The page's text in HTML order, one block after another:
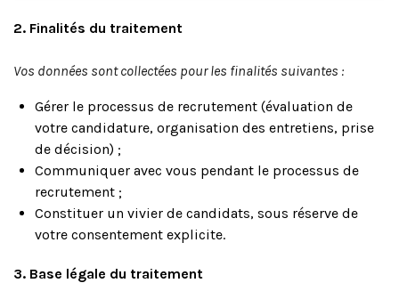
2. Finalités du traitement
Vos données sont collectées pour les finalités suivantes :
Gérer le processus de recrutement (évaluation de
votre candidature, organisation des entretiens, prise
de décision) ;
Communiquer avec vous pendant le processus de
recrutement ;
Constituer un vivier de candidats, sous réserve de
votre consentement explicite.
3. Base légale du traitement